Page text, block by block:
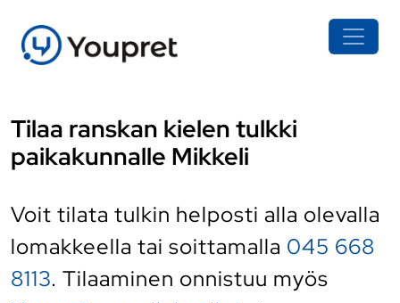
Tilaa ranskan kielen tulkki
paikakunnalle Mikkeli
Voit tilata tulkin helposti alla olevalla
lomakkeella tai soittamalla 045 668
8113. Tilaaminen onnistuu myös